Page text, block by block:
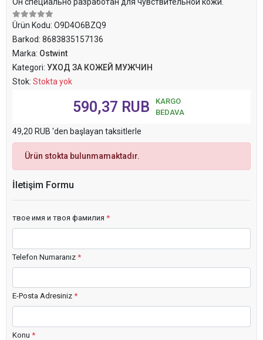
Ürün Kodu: O9D4O6BZQ9
Barkod: 8683835157136
Marka: Ostwint
Kategori: УХОД ЗА КОЖЕЙ МУЖЧИН
Stok: Stokta yok
590,37 RUB
KARGO
BEDAVA
49,20 RUB 'den başlayan taksitlerle
Ürün stokta bulunmamaktadır.
İletişim Formu
твое имя и твоя фамилия *
Telefon Numaranız *
E-Posta Adresiniz *
Konu *